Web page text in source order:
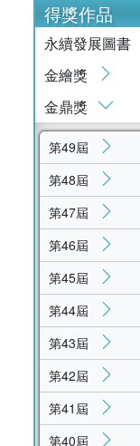
得獎作品
永續發展圖書
金繪獎
金鼎獎
第49屆
第48屆
第47屆
第46屆
第45屆
第44屆
第43屆
第42屆
第41屆
第40屆